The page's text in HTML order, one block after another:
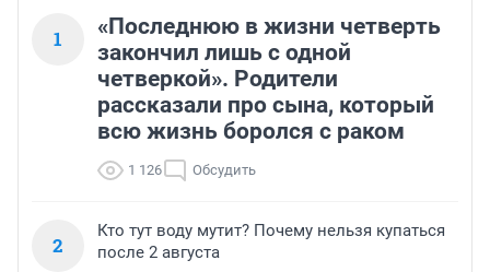
1
«Последнюю в жизни четверть
закончил лишь с одной
четверкой». Родители
рассказали про сына, который
всю жизнь боролся с раком
1 126 Обсудить
2
Кто тут воду мутит? Почему нельзя купаться
после 2 августа